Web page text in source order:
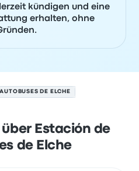
kündigen und eine
erhalten, ohne
DE ELCHE
Estación de
de Elche